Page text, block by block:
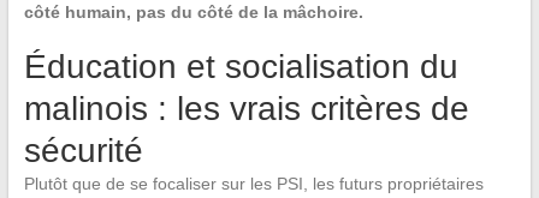
côté humain, pas du côté de la mâchoire.
Éducation et socialisation du
malinois : les vrais critères de
sécurité
Plutôt que de se focaliser sur les PSI, les futurs propriétaires